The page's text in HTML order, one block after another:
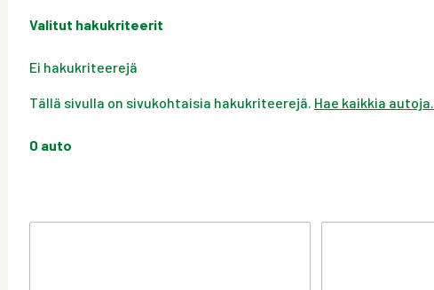
Valitut hakukriteerit
Ei hakukriteerejä
Tällä sivulla on sivukohtaisia hakukriteerejä. Hae kaikkia autoja.
0 auto